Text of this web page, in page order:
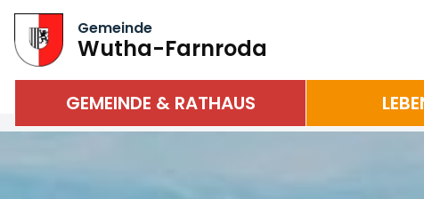
Gemeinde
Wutha-Farnroda
GEMEINDE & RATHAUS